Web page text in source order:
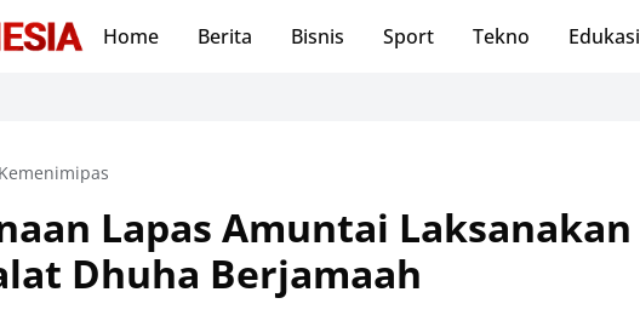
Home Berita Bisnis Sport Tekno Edukasi
Kemenimipas
Lapas Amuntai Laksanakan
Dhuha Berjamaah